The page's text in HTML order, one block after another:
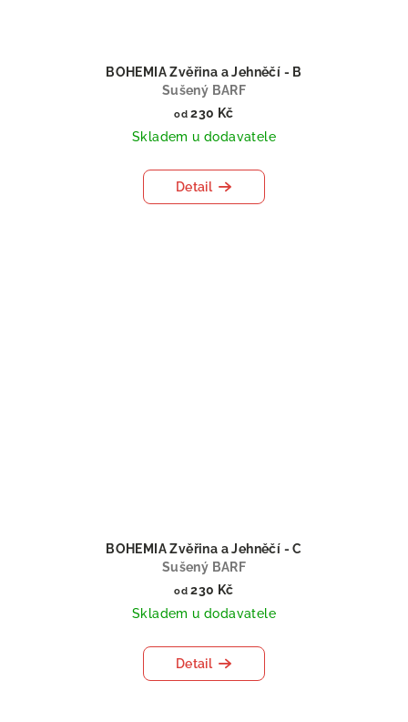
BOHEMIA Zvěřina a Jehněčí - B
Sušený BARF
od 230 Kč
Skladem u dodavatele
Detail
BOHEMIA Zvěřina a Jehněčí - C
Sušený BARF
od 230 Kč
Skladem u dodavatele
Detail